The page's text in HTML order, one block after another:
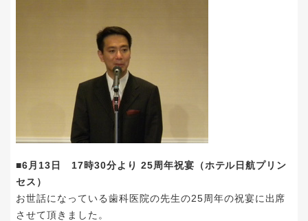
■6月13日 17時30分より 25周年祝宴（ホテル日航プリン
セス）
お世話になっている歯科医院の先生の25周年の祝宴に出席
させて頂きました。